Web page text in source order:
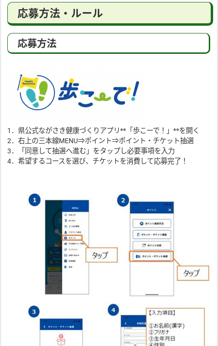
応募方法・ルール
応募方法
1．県公式ながさき健康づくりアプリ**「歩こーで！」**を開く
2．右上の三本線MENU⇒ポイント⇒ポイント・チケット抽選
3．「同意して抽選へ進む」をタップし必要事項を入力
4．希望するコースを選び、チケットを消費して応募完了！